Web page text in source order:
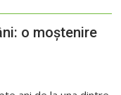
o moștenire